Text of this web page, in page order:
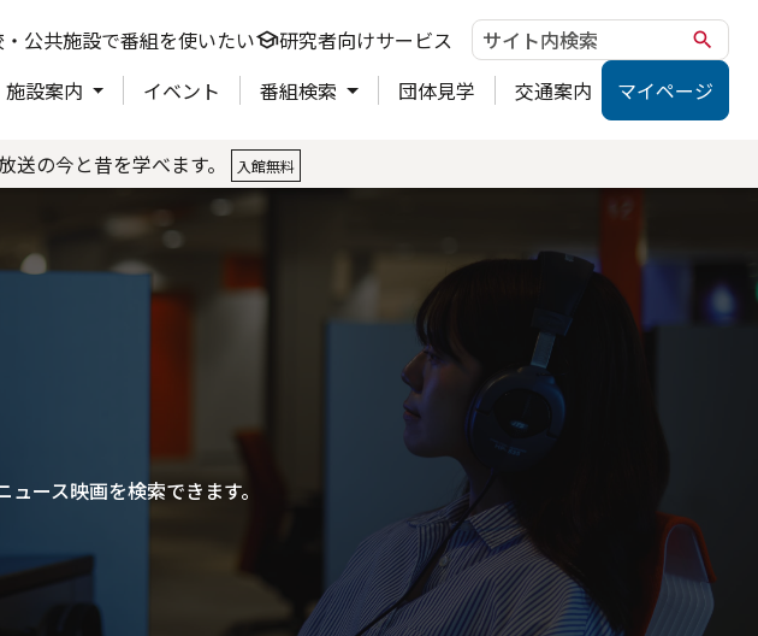
公共施設で番組を使いたいschool研究者向けサービス search
施設案内 イベント 番組検索 団体見学 交通案内 マイページ
の今と昔を学べます。 入館無料
ース映画を検索できます。